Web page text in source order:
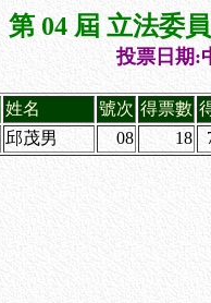
第 04 屆 立法委
投票日期:
姓名 號次 得票數
邱茂男 08 18